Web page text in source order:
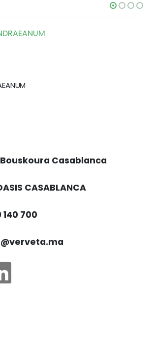
P12
Casablanca
CASABLANCA
140 700